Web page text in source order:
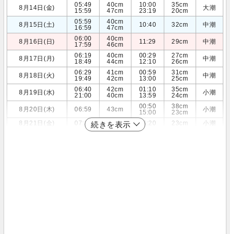
8月14日(金)
05:49
15:59
40cm
47cm
10:00
23:19
35cm
20cm
大潮
8月15日(土)
05:59
16:59
40cm
47cm
10:40 32cm 中潮
8月16日(日)
06:00
17:59
40cm
46cm
11:29 29cm 中潮
8月17日(月)
06:19
18:49
40cm
44cm
00:29
12:10
27cm
26cm
中潮
8月18日(火)
06:29
19:49
41cm
42cm
00:59
13:00
31cm
25cm
中潮
8月19日(水)
06:40
21:00
42cm
40cm
01:10
13:59
35cm
24cm
小潮
8月20日(木) 06:59 43cm
00:50
15:00
38cm
23cm
小潮
8月21日(金)
07:10 44cm 16:20 23cm 小潮
続きを表示